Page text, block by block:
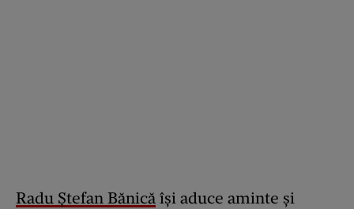
Radu Ștefan Bănică își aduce aminte și